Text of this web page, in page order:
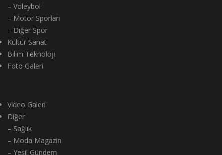
– Voleybol
– Motor Sporları
– Diğer Spor
Kültür Sanat
Bilim Teknoloji
Foto Galeri
Video Galeri
Diğer
– Sağlık
– Moda Magazin
– Yeşil Gündem